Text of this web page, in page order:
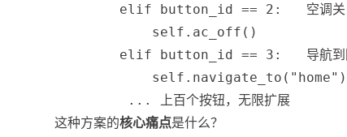
elif button_id == 2 :
空调关
            self
. ac_off ( )
elif button_id == 3 :
导航
            self
. navigate_to ( "home" )
... 上百个按钮，无限扩展
这种方案的核心痛点是什么？